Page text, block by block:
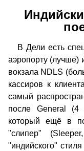
В Дели есть
аэропорту (лучше)
вокзала NDLS
кассиров к
самый
после General (4
который ещё в
"слипер"
"индийского"